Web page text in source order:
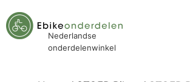
Nederlandse
onderdelenwinkel